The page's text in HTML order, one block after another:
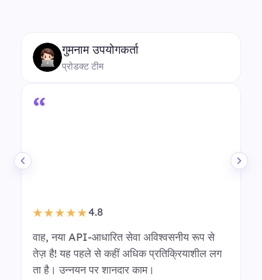
“
दिया है। शानदार सुधार!
गुमनाम उपयोगकर्ता
मार्केट रिसर्च टीम